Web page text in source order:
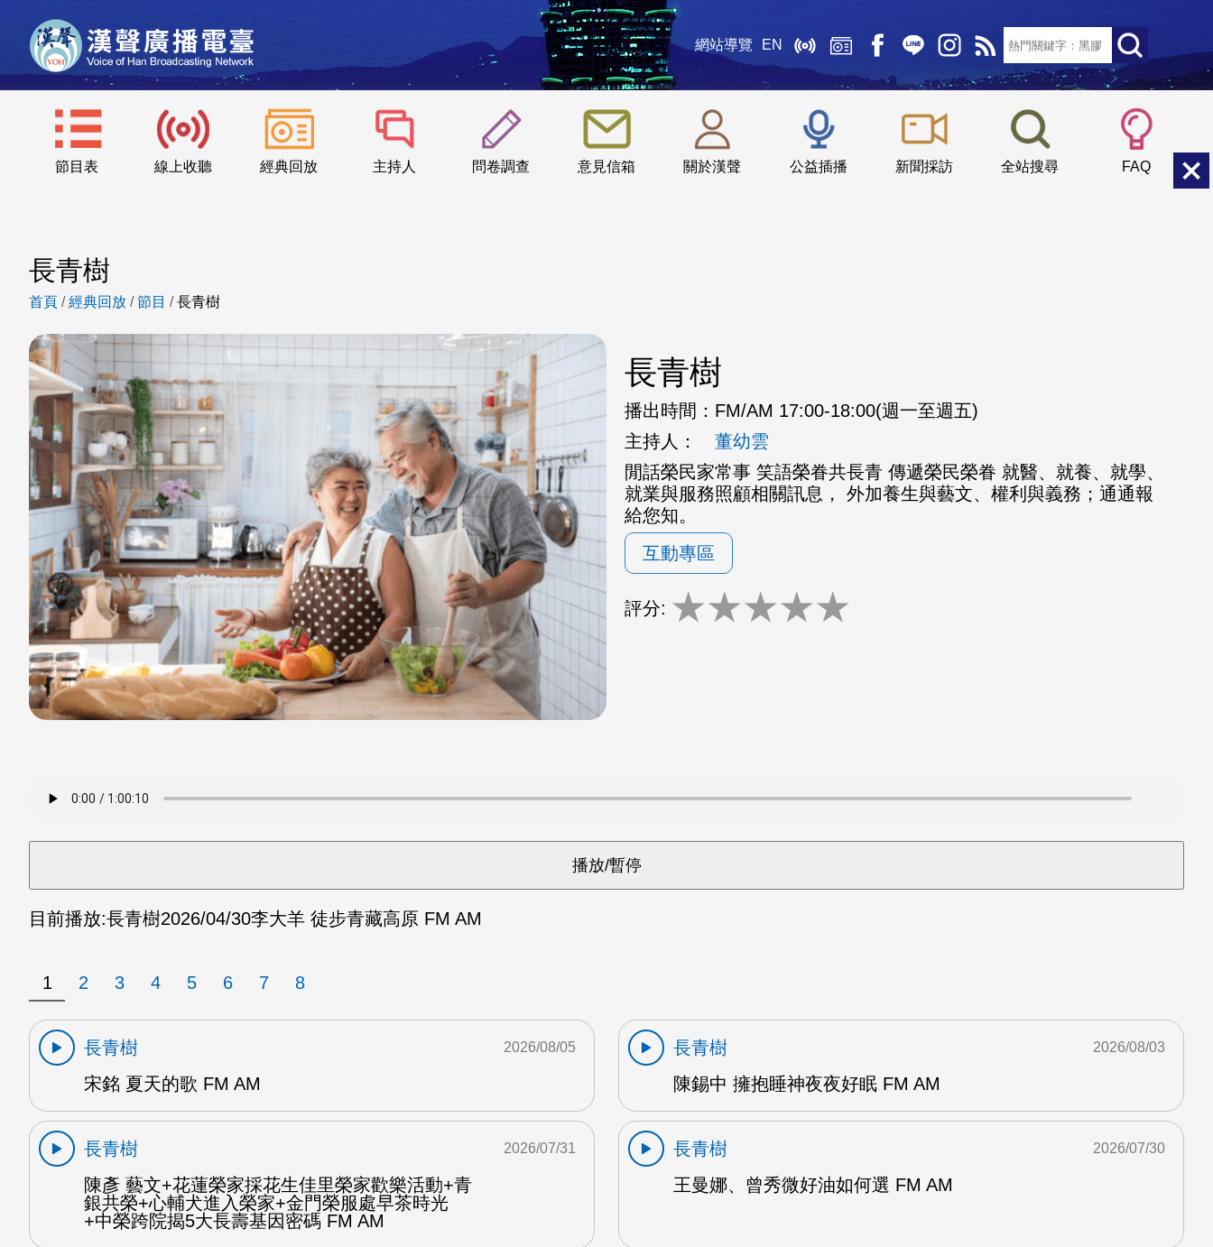
網站導覽 EN
節目表 線上收聽 經典回放 主持人 問卷調查 意見信箱 關於漢聲 公益插播 新聞採訪 全站搜尋 FAQ
::: 小 中
長青樹
首頁 /經典回放 /節目 /長青樹
長青樹
播出時間： FM/AM 17:00-18:00(週一至週五)
主持人：
董幼雲
閒話榮民家常事 笑語榮眷共長青 傳遞榮民榮眷 就醫、就養、就學、
就業與服務照顧相關訊息， 外加養生與藝文、權利與義務；通通報
給您知。
互動專區
評分: ★★★★★
目前播放:長青樹2026/04/30李大羊 徒步青藏高原 FM AM
1 2 3 4 5 6 7 8
長青樹
宋銘 夏天的歌 FM AM
2026/08/05
長青樹
陳錫中 擁抱睡神夜夜好眠 FM AM
2026/08/03
長青樹
陳彥 藝文+花蓮榮家採花生佳里榮家歡樂活動+青
銀共榮+心輔犬進入榮家+金門榮服處早茶時光
+中榮跨院揭5大長壽基因密碼 FM AM
2026/07/31
長青樹
王曼娜、曾秀微好油如何選 FM AM
2026/07/30